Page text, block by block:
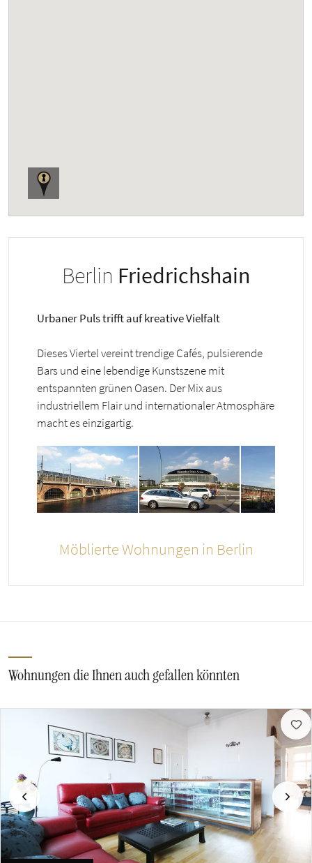
Berlin Friedrichshain
Urbaner Puls trifft auf kreative Vielfalt
Dieses Viertel vereint trendige Cafés, pulsierende
Bars und eine lebendige Kunstszene mit
entspannten grünen Oasen. Der Mix aus
industriellem Flair und internationaler Atmosphäre
macht es einzigartig.
Möblierte Wohnungen in Berlin
Wohnungen die Ihnen auch gefallen könnten
Vorherige